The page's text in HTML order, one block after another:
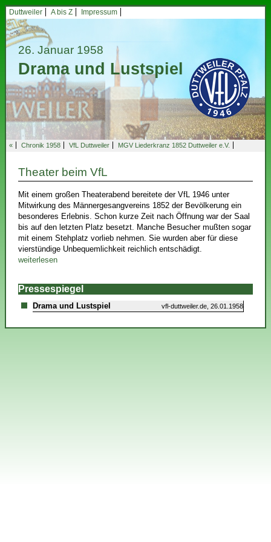
Duttweiler A bis Z Impressum
26. Januar 1958
Drama und Lustspiel
« Chronik 1958 VfL Duttweiler MGV Liederkranz 1852 Duttweiler e.V.
Theater beim VfL
Mit einem großen Theaterabend bereitete der VfL 1946 unter
Mitwirkung des Männergesangvereins 1852 der Bevölkerung ein
besonderes Erlebnis. Schon kurze Zeit nach Öffnung war der Saal
bis auf den letzten Platz besetzt. Manche Besucher mußten sogar
mit einem Stehplatz vorlieb nehmen. Sie wurden aber für diese
vierstündige Unbequemlichkeit reichlich entschädigt.
weiterlesen
Pressespiegel
Drama und Lustspiel vfl-duttweiler.de, 26.01.1958